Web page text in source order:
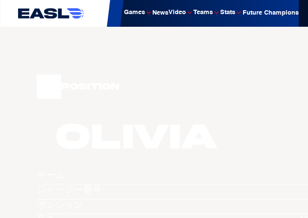
Games NewsVideo Teams Stats Future Champions